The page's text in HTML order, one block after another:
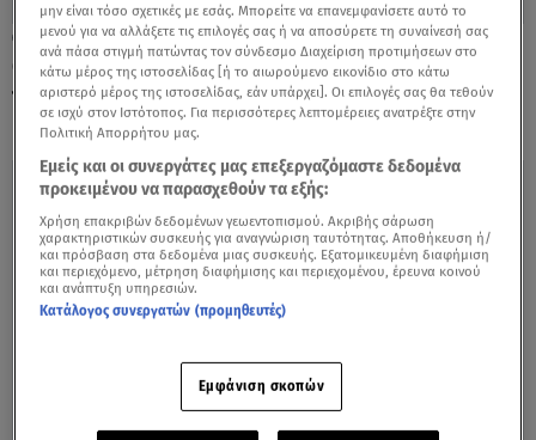
19.05.22, 22:22
Ολυμπιακός - Εφές 74-77: Ο Μίτσιτς έστειλε
τους Τούρκους στον τελικό
μην είναι τόσο σχετικές με εσάς. Μπορείτε να επανεμφανίσετε αυτό το
μενού για να αλλάξετε τις επιλογές σας ή να αποσύρετε τη συναίνεσή σας
ανά πάσα στιγμή πατώντας τον σύνδεσμο Διαχείριση προτιμήσεων στο
κάτω μέρος της ιστοσελίδας [ή το αιωρούμενο εικονίδιο στο κάτω
αριστερό μέρος της ιστοσελίδας, εάν υπάρχει]. Οι επιλογές σας θα τεθούν
σε ισχύ στον Ιστότοπος. Για περισσότερες λεπτομέρειες ανατρέξτε στην
Πολιτική Απορρήτου μας.
Εμείς και οι συνεργάτες μας επεξεργαζόμαστε δεδομένα
προκειμένου να παρασχεθούν τα εξής:
Χρήση επακριβών δεδομένων γεωεντοπισμού. Ακριβής σάρωση
χαρακτηριστικών συσκευής για αναγνώριση ταυτότητας. Αποθήκευση ή/
και πρόσβαση στα δεδομένα μιας συσκευής. Εξατομικευμένη διαφήμιση
και περιεχόμενο, μέτρηση διαφήμισης και περιεχομένου, έρευνα κοινού
και ανάπτυξη υπηρεσιών.
Κατάλογος συνεργατών (προμηθευτές)
Εμφάνιση σκοπών